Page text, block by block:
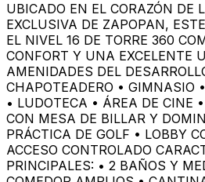
UBICADO EN EL CORAZÓN DE
EXCLUSIVA DE ZAPOPAN,
EL NIVEL 16 DE TORRE 360
CONFORT Y UNA EXCELENTE
AMENIDADES DEL
CHAPOTEADERO • GIMNASIO
• LUDOTECA • ÁREA DE CINE
CON MESA DE BILLAR Y
PRÁCTICA DE GOLF • LOBBY
ACCESO CONTROLADO
PRINCIPALES: • 2 BAÑOS Y